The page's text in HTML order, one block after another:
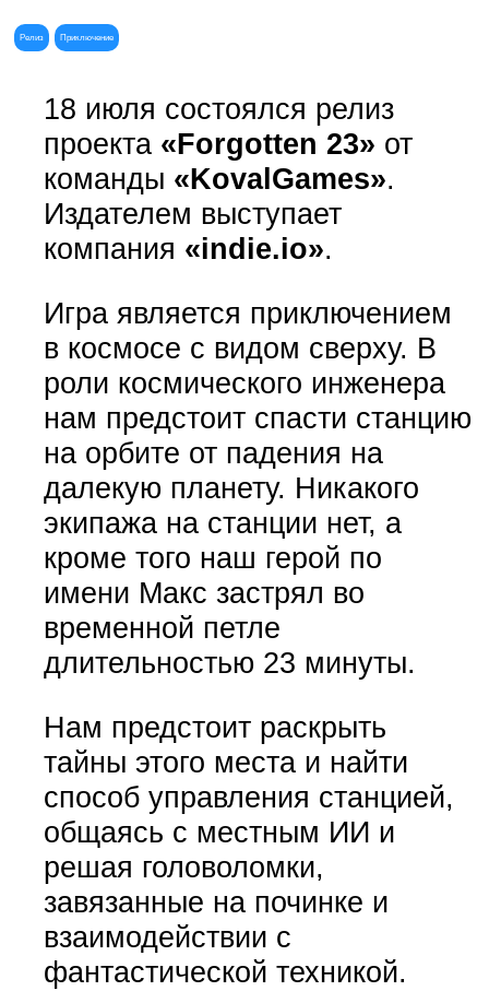
Релиз Приключение
18 июля состоялся релиз
проекта«Forgotten 23» от
команды «KovalGames».
Издателем выступает
компания «indie.io».
Игра является приключением
в космосе с видом сверху. В
роли космического инженера
нам предстоит спасти станцию
на орбите от падения на
далекую планету. Никакого
экипажа на станции нет, а
кроме того наш герой по
имени Макс застрял во
временной петле
длительностью 23 минуты.
Нам предстоит раскрыть
тайны этого места и найти
способ управления станцией,
общаясь с местным ИИ и
решая головоломки,
завязанные на починке и
взаимодействии с
фантастической техникой.